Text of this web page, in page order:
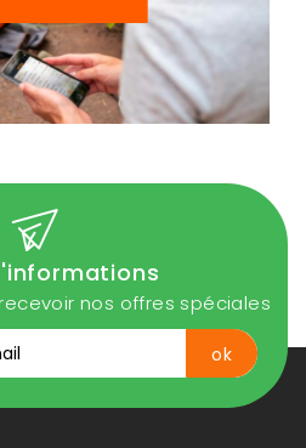
nos offres spéciales